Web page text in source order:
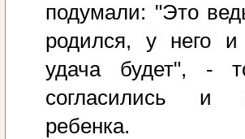
подумали: "Это
родился, у него
удача будет", -
согласились и
ребенка.